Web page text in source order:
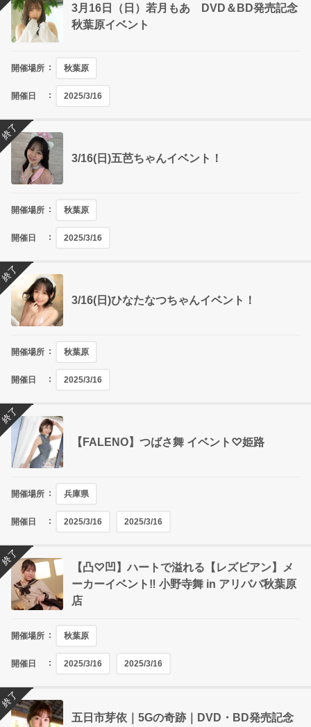
3月16日（日）若月もあ DVD＆BD発売記念
秋葉原イベント
開催場所 秋葉原
開催日 2025/3/16
3/16(日)五芭ちゃんイベント！
開催場所 秋葉原
開催日 2025/3/16
終了
3/16(日)ひなたなつちゃんイベント！
開催場所 秋葉原
開催日 2025/3/16
終了
【FALENO】つばさ舞 イベント♡姫路
開催場所 兵庫県
開催日 2025/3/16 2025/3/16
終了
【凸♡凹】ハートで溢れる【レズビアン】メ
ーカーイベント‼ 小野寺舞 in アリババ秋葉原
店
開催場所 秋葉原
開催日 2025/3/16 2025/3/16
終了
五日市芽依｜5Gの奇跡｜DVD・BD発売記念
終了